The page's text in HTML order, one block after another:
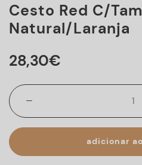
Cesto Red C/
Natural/laranja
28,30€
adicionar